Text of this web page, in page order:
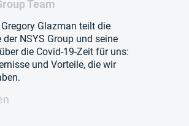
Team
Gregory Glazman teilt die
der NSYS Group und seine
die Covid-19-Zeit für uns:
und Vorteile, die wir